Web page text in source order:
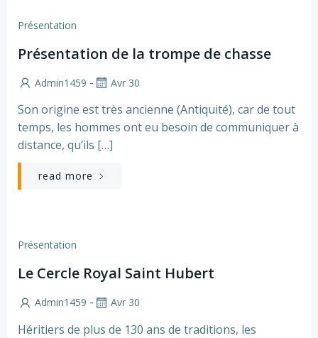
Présentation
Présentation de la trompe de chasse
Admin1459 - Avr 30
Son origine est très ancienne (Antiquité), car de tout
temps, les hommes ont eu besoin de communiquer à
distance, qu’ils […]
read more
Présentation
Le Cercle Royal Saint Hubert
Admin1459 - Avr 30
Héritiers de plus de 130 ans de traditions, les